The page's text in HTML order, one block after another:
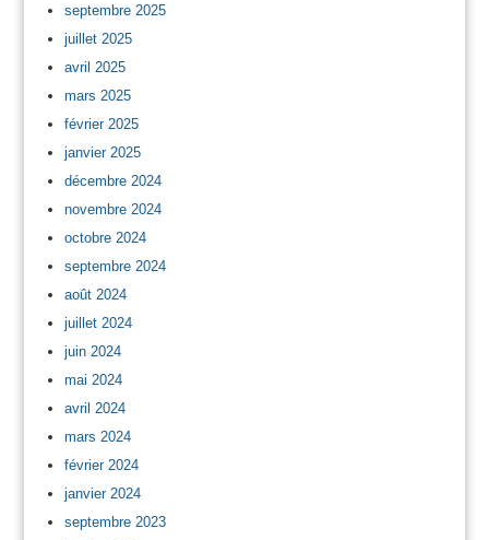
septembre 2025
juillet 2025
avril 2025
mars 2025
février 2025
janvier 2025
décembre 2024
novembre 2024
octobre 2024
septembre 2024
août 2024
juillet 2024
juin 2024
mai 2024
avril 2024
mars 2024
février 2024
janvier 2024
septembre 2023